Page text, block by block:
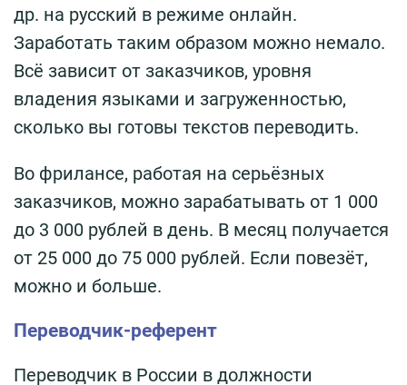
др. на русский в режиме онлайн.
Заработать таким образом можно немало.
Всё зависит от заказчиков, уровня
владения языками и загруженностью,
сколько вы готовы текстов переводить.
Во фрилансе, работая на серьёзных
заказчиков, можно зарабатывать от 1 000
до 3 000 рублей в день. В месяц получается
от 25 000 до 75 000 рублей. Если повезёт,
можно и больше.
Переводчик-референт
Переводчик в России в должности